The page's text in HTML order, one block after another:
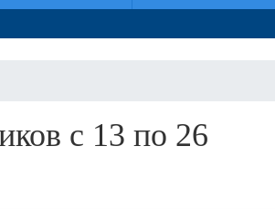
c 13 по 26